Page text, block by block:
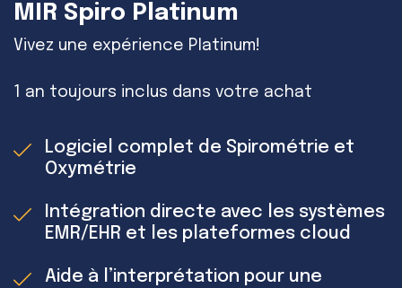
MIR Spiro Platinum
Vivez une expérience Platinum!
1 an toujours inclus dans votre achat
Logiciel complet de Spirométrie et
Oxymétrie
Intégration directe avec les systèmes
EMR/EHR et les plateformes cloud
Aide à l’interprétation pour une